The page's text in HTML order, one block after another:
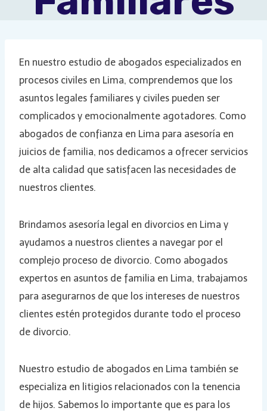
En nuestro estudio de abogados especializados en
procesos civiles en Lima, comprendemos que los
asuntos legales familiares y civiles pueden ser
complicados y emocionalmente agotadores. Como
abogados de confianza en Lima para asesoría en
juicios de familia, nos dedicamos a ofrecer servicios
de alta calidad que satisfacen las necesidades de
nuestros clientes.
Brindamos asesoría legal en divorcios en Lima y
ayudamos a nuestros clientes a navegar por el
complejo proceso de divorcio. Como abogados
expertos en asuntos de familia en Lima, trabajamos
para asegurarnos de que los intereses de nuestros
clientes estén protegidos durante todo el proceso
de divorcio.
Nuestro estudio de abogados en Lima también se
especializa en litigios relacionados con la tenencia
de hijos. Sabemos lo importante que es para los